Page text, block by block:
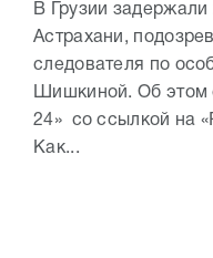
В Грузии задержали
Астрахани,
следователя по
Шишкиной. Об этом
24» со ссылкой на
Как...